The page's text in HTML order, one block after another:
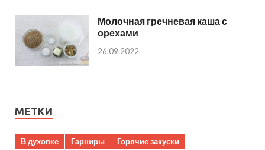
Молочная гречневая каша с
орехами
26.09.2022
МЕТКИ
В духовке Гарниры
Горячие закуски